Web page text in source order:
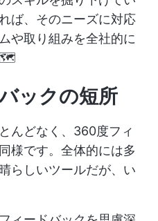
ば、そのニーズに対応
や取り組みを全社的に
🗺️
ックの短所
んどなく、360度フィ
様です。全体的には多
らしいツールだが、い